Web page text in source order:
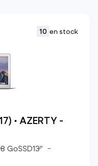
10 en stock
• AZERTY -
GoSSD13"